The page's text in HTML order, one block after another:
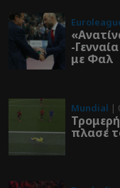
-
με Φαλ
Mundial |
πλασέ